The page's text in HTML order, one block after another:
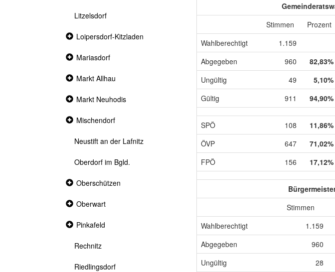
Litzelsdorf
Collapsed
section
Loipersdorf-Kitzladen
Collapsed
Mariasdorf
Collapsed
Markt Allhau
Collapsed
Markt Neuhodis
Collapsed
Mischendorf
Neustift an der Lafnitz
Oberdorf im Bgld.
Collapsed
Oberschützen
Collapsed
Oberwart
Collapsed
Pinkafeld
Rechnitz
Riedlingsdorf
Stimmen
Prozent
Wahlberechtigt
1.159
Abgegeben
960 82,83%
Ungültig
49 5,10%
Gültig
911 94,90%
SPÖ 108 11,86%
ÖVP
647 71,02%
FPÖ
156 17,12%
Stimmen
Wahlberechtigt
1.159
Abgegeben
960
Ungültig
28